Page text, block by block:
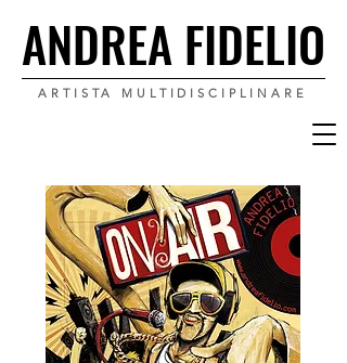
ANDREA FIDELIO
ANDREA FIDELIO
ARTISTA MULTIDISCIPLINARE